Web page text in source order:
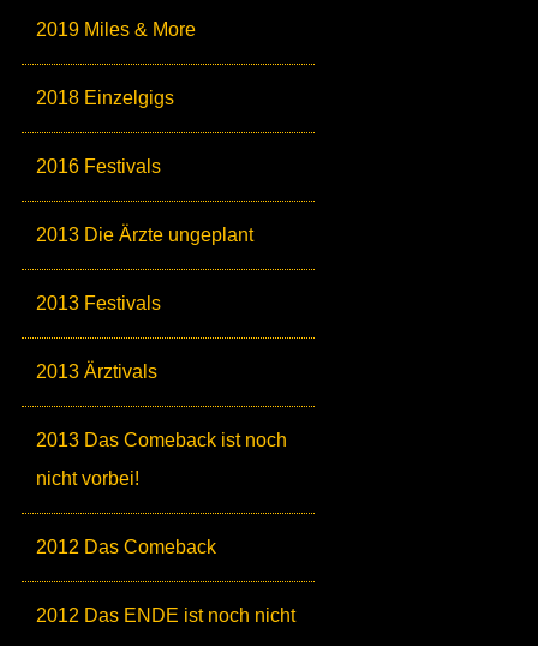
2019 Miles & More
2018 Einzelgigs
2016 Festivals
2013 Die Ärzte ungeplant
2013 Festivals
2013 Ärztivals
2013 Das Comeback ist noch
nicht vorbei!
2012 Das Comeback
2012 Das ENDE ist noch nicht